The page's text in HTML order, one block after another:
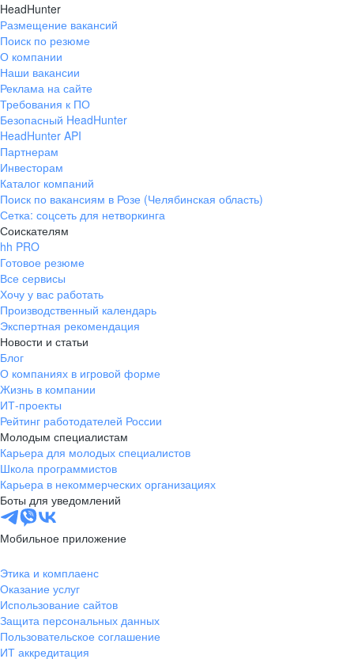
HeadHunter
Размещение вакансий
Поиск по резюме
О компании
Наши вакансии
Реклама на сайте
Требования к ПО
Безопасный HeadHunter
HeadHunter API
Партнерам
Инвесторам
Каталог компаний
Поиск по вакансиям в Розе (Челябинская область)
Сетка: соцсеть для нетворкинга
Соискателям
hh PRO
Готовое резюме
Все сервисы
Хочу у вас работать
Производственный календарь
Экспертная рекомендация
Новости и статьи
Блог
О компаниях в игровой форме
Жизнь в компании
ИТ-проекты
Рейтинг работодателей России
Молодым специалистам
Карьера для молодых специалистов
Школа программистов
Карьера в некоммерческих организациях
Боты для уведомлений
Мобильное приложение
Этика и комплаенс
Оказание услуг
Использование сайтов
Защита персональных данных
Пользовательское соглашение
ИТ аккредитация